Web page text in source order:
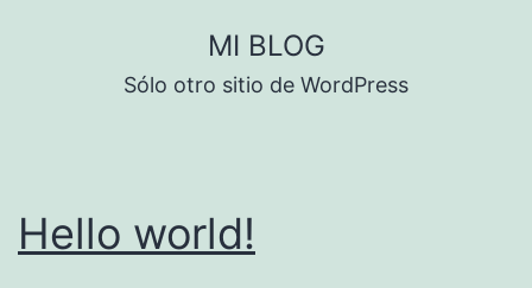
MI BLOG
Sólo otro sitio de WordPress
Hello world!